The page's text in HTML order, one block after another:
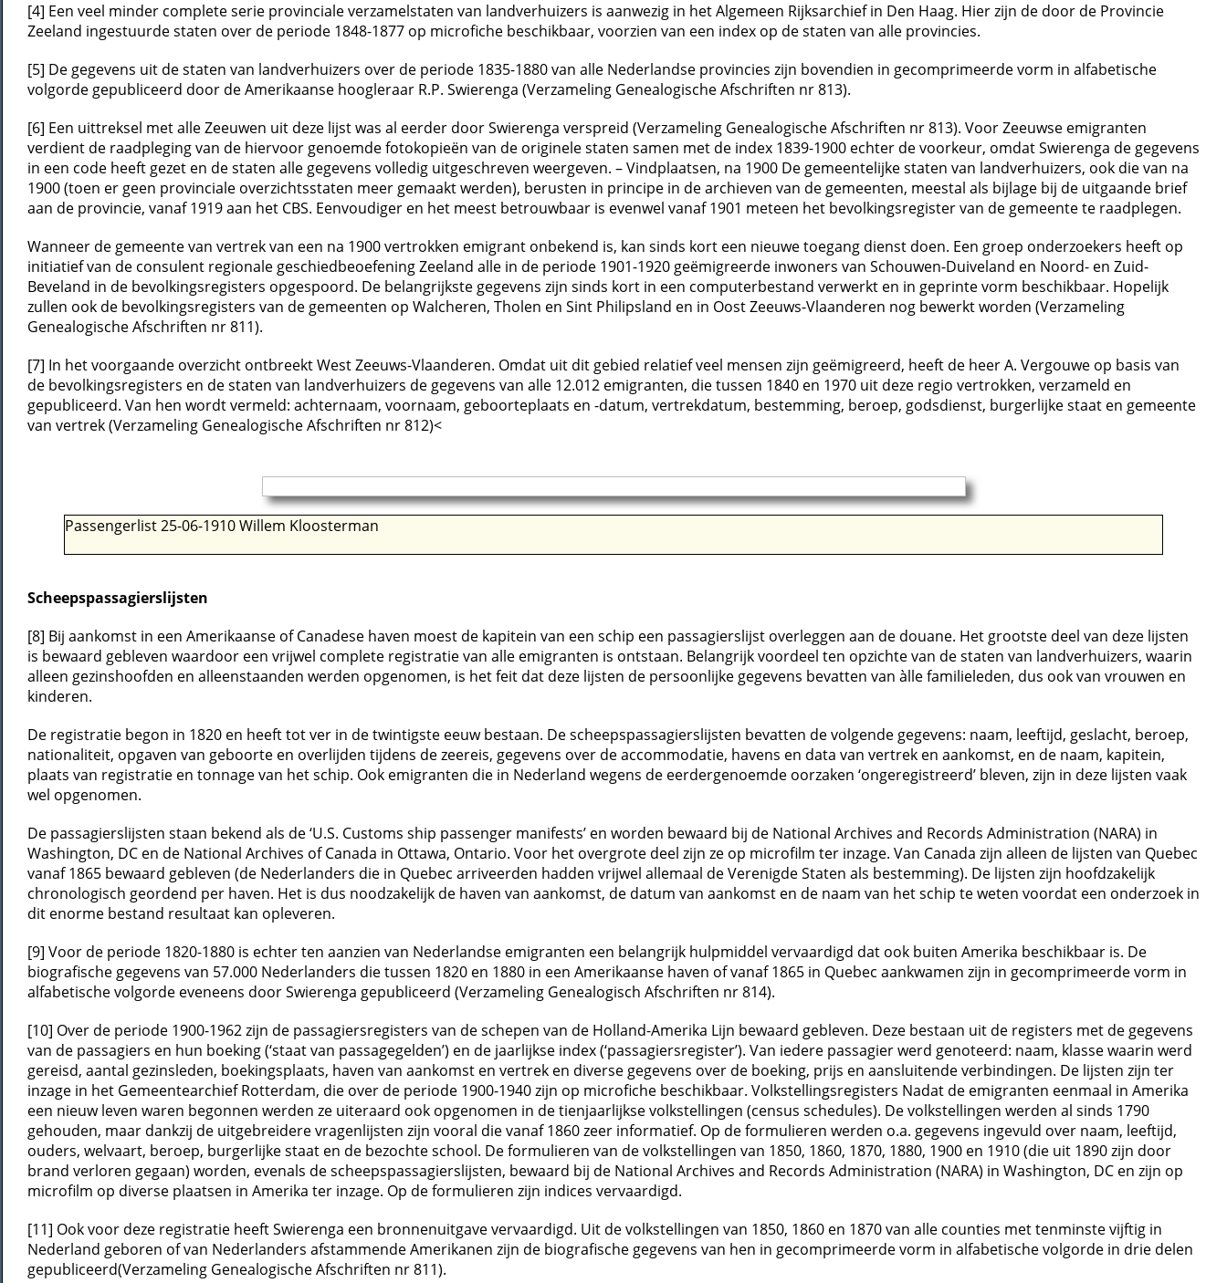
[4] Een veel minder complete serie provinciale verzamelstaten van landverhuizers is aanwezig in het Algemeen Rijksarchief in Den Haag. Hier zijn de door de Provincie
Zeeland ingestuurde staten over de periode 1848-1877 op microfiche beschikbaar, voorzien van een index op de staten van alle provincies.
[5] De gegevens uit de staten van landverhuizers over de periode 1835-1880 van alle Nederlandse provincies zijn bovendien in gecomprimeerde vorm in alfabetische
volgorde gepubliceerd door de Amerikaanse hoogleraar R.P. Swierenga (Verzameling Genealogische Afschriften nr 813).
[6] Een uittreksel met alle Zeeuwen uit deze lijst was al eerder door Swierenga verspreid (Verzameling Genealogische Afschriften nr 813). Voor Zeeuwse emigranten
verdient de raadpleging van de hiervoor genoemde fotokopieën van de originele staten samen met de index 1839-1900 echter de voorkeur, omdat Swierenga de gegevens
in een code heeft gezet en de staten alle gegevens volledig uitgeschreven weergeven. – Vindplaatsen, na 1900 De gemeentelijke staten van landverhuizers, ook die van na
1900 (toen er geen provinciale overzichtsstaten meer gemaakt werden), berusten in principe in de archieven van de gemeenten, meestal als bijlage bij de uitgaande brief
aan de provincie, vanaf 1919 aan het CBS. Eenvoudiger en het meest betrouwbaar is evenwel vanaf 1901 meteen het bevolkingsregister van de gemeente te raadplegen.
Wanneer de gemeente van vertrek van een na 1900 vertrokken emigrant onbekend is, kan sinds kort een nieuwe toegang dienst doen. Een groep onderzoekers heeft op
initiatief van de consulent regionale geschiedbeoefening Zeeland alle in de periode 1901-1920 geëmigreerde inwoners van Schouwen-Duiveland en Noord- en Zuid-
Beveland in de bevolkingsregisters opgespoord. De belangrijkste gegevens zijn sinds kort in een computerbestand verwerkt en in geprinte vorm beschikbaar. Hopelijk
zullen ook de bevolkingsregisters van de gemeenten op Walcheren, Tholen en Sint Philipsland en in Oost Zeeuws-Vlaanderen nog bewerkt worden (Verzameling
Genealogische Afschriften nr 811).
[7] In het voorgaande overzicht ontbreekt West Zeeuws-Vlaanderen. Omdat uit dit gebied relatief veel mensen zijn geëmigreerd, heeft de heer A. Vergouwe op basis van
de bevolkingsregisters en de staten van landverhuizers de gegevens van alle 12.012 emigranten, die tussen 1840 en 1970 uit deze regio vertrokken, verzameld en
gepubliceerd. Van hen wordt vermeld: achternaam, voornaam, geboorteplaats en -datum, vertrekdatum, bestemming, beroep, godsdienst, burgerlijke staat en gemeente
van vertrek (Verzameling Genealogische Afschriften nr 812)<
Passengerlist 25-06-1910 Willem Kloosterman
Scheepspassagierslijsten
[8] Bij aankomst in een Amerikaanse of Canadese haven moest de kapitein van een schip een passagierslijst overleggen aan de douane. Het grootste deel van deze lijsten
is bewaard gebleven waardoor een vrijwel complete registratie van alle emigranten is ontstaan. Belangrijk voordeel ten opzichte van de staten van landverhuizers, waarin
alleen gezinshoofden en alleenstaanden werden opgenomen, is het feit dat deze lijsten de persoonlijke gegevens bevatten van àlle familieleden, dus ook van vrouwen en
kinderen.
De registratie begon in 1820 en heeft tot ver in de twintigste eeuw bestaan. De scheepspassagierslijsten bevatten de volgende gegevens: naam, leeftijd, geslacht, beroep,
nationaliteit, opgaven van geboorte en overlijden tijdens de zeereis, gegevens over de accommodatie, havens en data van vertrek en aankomst, en de naam, kapitein,
plaats van registratie en tonnage van het schip. Ook emigranten die in Nederland wegens de eerdergenoemde oorzaken ‘ongeregistreerd’ bleven, zijn in deze lijsten vaak
wel opgenomen.
De passagierslijsten staan bekend als de ‘U.S. Customs ship passenger manifests’ en worden bewaard bij de National Archives and Records Administration (NARA) in
Washington, DC en de National Archives of Canada in Ottawa, Ontario. Voor het overgrote deel zijn ze op microfilm ter inzage. Van Canada zijn alleen de lijsten van Quebec
vanaf 1865 bewaard gebleven (de Nederlanders die in Quebec arriveerden hadden vrijwel allemaal de Verenigde Staten als bestemming). De lijsten zijn hoofdzakelijk
chronologisch geordend per haven. Het is dus noodzakelijk de haven van aankomst, de datum van aankomst en de naam van het schip te weten voordat een onderzoek in
dit enorme bestand resultaat kan opleveren.
[9] Voor de periode 1820-1880 is echter ten aanzien van Nederlandse emigranten een belangrijk hulpmiddel vervaardigd dat ook buiten Amerika beschikbaar is. De
biografische gegevens van 57.000 Nederlanders die tussen 1820 en 1880 in een Amerikaanse haven of vanaf 1865 in Quebec aankwamen zijn in gecomprimeerde vorm in
alfabetische volgorde eveneens door Swierenga gepubliceerd (Verzameling Genealogisch Afschriften nr 814).
[10] Over de periode 1900-1962 zijn de passagiersregisters van de schepen van de Holland-Amerika Lijn bewaard gebleven. Deze bestaan uit de registers met de gegevens
van de passagiers en hun boeking (‘staat van passagegelden’) en de jaarlijkse index (‘passagiersregister’). Van iedere passagier werd genoteerd: naam, klasse waarin werd
gereisd, aantal gezinsleden, boekingsplaats, haven van aankomst en vertrek en diverse gegevens over de boeking, prijs en aansluitende verbindingen. De lijsten zijn ter
inzage in het Gemeentearchief Rotterdam, die over de periode 1900-1940 zijn op microfiche beschikbaar. Volkstellingsregisters Nadat de emigranten eenmaal in Amerika
een nieuw leven waren begonnen werden ze uiteraard ook opgenomen in de tienjaarlijkse volkstellingen (census schedules). De volkstellingen werden al sinds 1790
gehouden, maar dankzij de uitgebreidere vragenlijsten zijn vooral die vanaf 1860 zeer informatief. Op de formulieren werden o.a. gegevens ingevuld over naam, leeftijd,
ouders, welvaart, beroep, burgerlijke staat en de bezochte school. De formulieren van de volkstellingen van 1850, 1860, 1870, 1880, 1900 en 1910 (die uit 1890 zijn door
brand verloren gegaan) worden, evenals de scheepspassagierslijsten, bewaard bij de National Archives and Records Administration (NARA) in Washington, DC en zijn op
microfilm op diverse plaatsen in Amerika ter inzage. Op de formulieren zijn indices vervaardigd.
[11] Ook voor deze registratie heeft Swierenga een bronnenuitgave vervaardigd. Uit de volkstellingen van 1850, 1860 en 1870 van alle counties met tenminste vijftig in
Nederland geboren of van Nederlanders afstammende Amerikanen zijn de biografische gegevens van hen in gecomprimeerde vorm in alfabetische volgorde in drie delen
gepubliceerd(Verzameling Genealogische Afschriften nr 811).